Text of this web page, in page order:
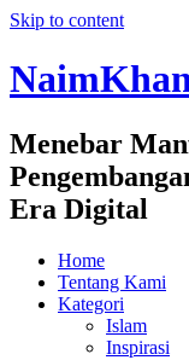
Skip to content
Menebar
Era Digital
Home
Tentang Kami
Kategori
Islam
Inspirasi